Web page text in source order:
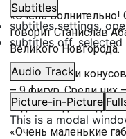
Subtitles
subtitles settings,
subtitles off, selected
Audio Track
Picture-in-Picture
This is a modal
«Очень
говорит Станислав
Великого Новгорода.
Лес из реек и
– 9 фигур. Среди них
задним ходом и даже
«Очень маленькие